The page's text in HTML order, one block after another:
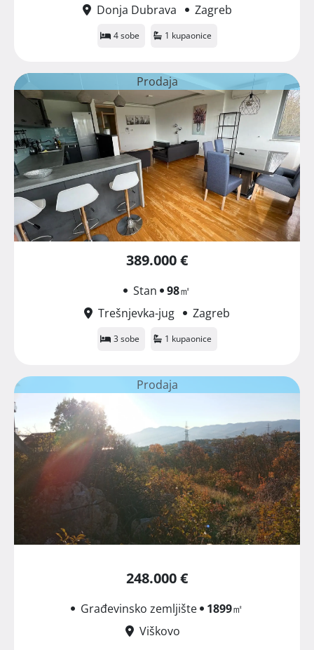
Donja Dubrava
Zagreb
4 sobe 1 kupaonice
Prodaja
389.000 €
Stan 98㎡
Trešnjevka-jug
Zagreb
3 sobe 1 kupaonice
Prodaja
248.000 €
Građevinsko zemljište 1899㎡
Viškovo